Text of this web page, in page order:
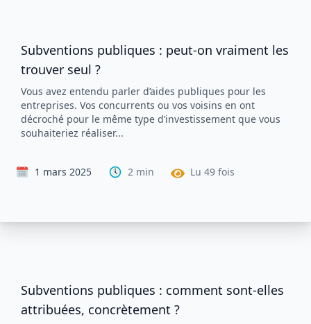
Subventions publiques : peut-on vraiment les
trouver seul ?
Vous avez entendu parler d’aides publiques pour les
entreprises. Vos concurrents ou vos voisins en ont
décroché pour le même type d’investissement que vous
souhaiteriez réaliser...
1 mars 2025 2min Lu 49fois
Subventions publiques : comment sont-elles
attribuées, concrètement ?